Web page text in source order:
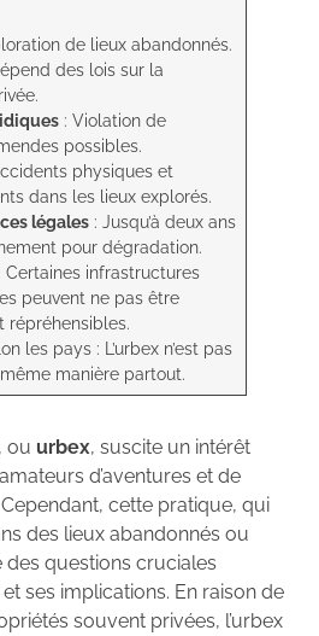
de lieux abandonnés.
des lois sur la
: Violation de
possibles.
physiques et
dans les lieux explorés.
légales : Jusqu’à deux ans
pour dégradation.
Certaines infrastructures
peuvent ne pas être
répréhensibles.
les pays : L’urbex n’est pas
manière partout.
, ou urbex, suscite un intérêt
d’aventures et de
cette pratique, qui
des lieux abandonnés ou
des questions cruciales
ses implications. En raison de
souvent privées, l’urbex